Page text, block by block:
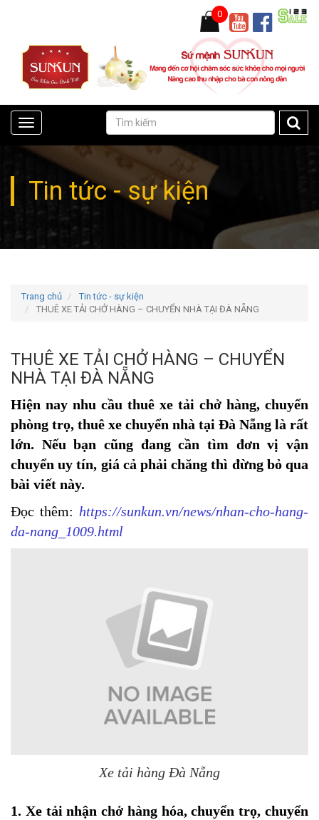
0
Toggle
Tin tức - sự kiện
Trang chủ
Tin tức - sự kiện
THUÊ XE TẢI CHỞ HÀNG – CHUYỂN NHÀ TẠI ĐÀ NẴNG
THUÊ XE TẢI CHỞ HÀNG – CHUYỂN
NHÀ TẠI ĐÀ NẴNG
Hiện nay nhu cầu thuê xe tải chở hàng, chuyển
phòng trọ, thuê xe chuyển nhà tại Đà Nẵng là rất
lớn. Nếu bạn cũng đang cần tìm đơn vị vận
chuyển uy tín, giá cả phải chăng thì đừng bỏ qua
bài viết này.
Đọc thêm: https://sunkun.vn/news/nhan-cho-hang-
da-nang_1009.html
Xe tải hàng Đà Nẵng
1. Xe tải nhận chở hàng hóa, chuyển trọ, chuyển